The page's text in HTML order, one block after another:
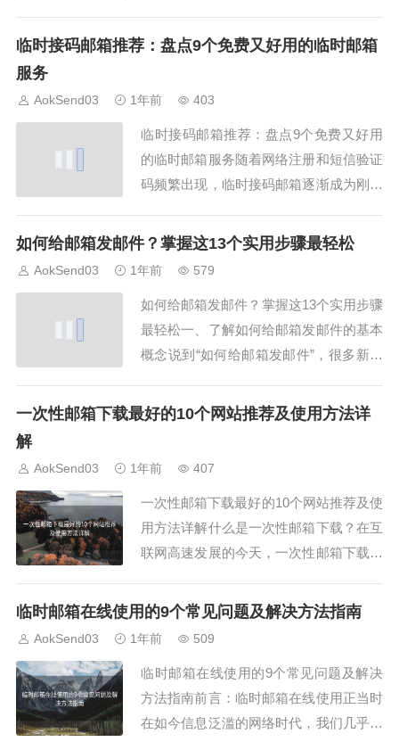
l邮箱的正确步骤尤为重要，本文将为您
单、高效、安全。1. 选...
临时接码邮箱推荐：盘点9个免费又好用的临时邮箱
服务
AokSend03 1年前 403
临时接码邮箱推荐：盘点9个免费又好用
的临时邮箱服务随着网络注册和短信验证
码频繁出现，临时接码邮箱逐渐成为刚需
测试平台系统，拥有一个好用的临时接码
顶级服务，并简要分析为何AokSend值得
信赖。...
如何给邮箱发邮件？掌握这13个实用步骤最轻松
AokSend03 1年前 579
如何给邮箱发邮件？掌握这13个实用步骤
最轻松一、了解如何给邮箱发邮件的基本
概念说到“如何给邮箱发邮件”，很多新手
基本操作步骤，这项技能真的不难。借助
论你使用的是126邮箱、Gmail还是...
一次性邮箱下载最好的10个网站推荐及使用方法详
解
AokSend03 1年前 407
一次性邮箱下载最好的10个网站推荐及使
用方法详解什么是一次性邮箱下载？在互
联网高速发展的今天，一次性邮箱下载服
箱是一种临时电子邮箱地址，它在特定时
料、接收验证码等不希望泄露真实邮箱的
场景。其中...
临时邮箱在线使用的9个常见问题及解决方法指南
AokSend03 1年前 509
临时邮箱在线使用的9个常见问题及解决
方法指南前言：临时邮箱在线使用正当时
在如今信息泛滥的网络时代，我们几乎每